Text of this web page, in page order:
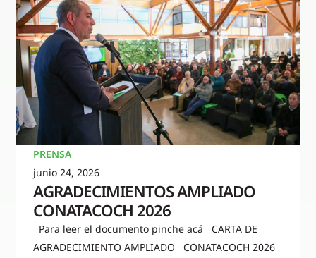
PRENSA
junio 24, 2026
AGRADECIMIENTOS AMPLIADO
CONATACOCH 2026
Para leer el documento pinche acá CARTA DE
AGRADECIMIENTO AMPLIADO CONATACOCH 2026